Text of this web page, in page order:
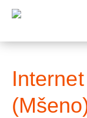
: Mapa pokrytí město